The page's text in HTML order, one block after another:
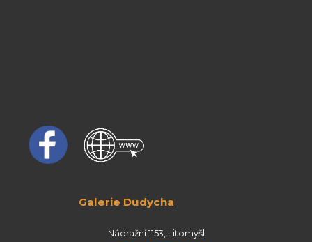
Galerie Dudycha
Nádražní 1153, Litomyšl